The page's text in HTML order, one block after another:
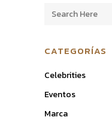
CATEGORÍAS
Celebrities
Eventos
Marca